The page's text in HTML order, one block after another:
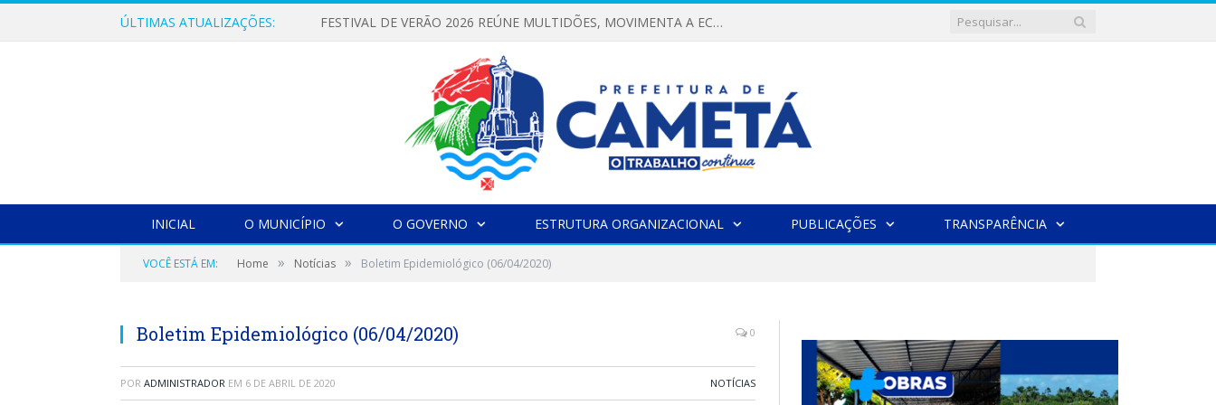
ÚLTIMAS ATUALIZAÇÕES: FESTIVAL DE VERÃO 2026 REÚNE MULTIDÕES, MOVIMENTA A ECONOMIA E FORTALECE A CULTURA LOCAL
INICIAL O MUNICÍPIO O GOVERNO ESTRUTURA ORGANIZACIONAL PUBLICAÇÕES TRANSPARÊNCIA
VOCÊ ESTÁ EM: Home » Notícias » Boletim Epidemiológico (06/04/2020)
Boletim Epidemiológico (06/04/2020) 0
POR ADMINISTRADOR EM 6 DE ABRIL DE 2020 NOTÍCIAS